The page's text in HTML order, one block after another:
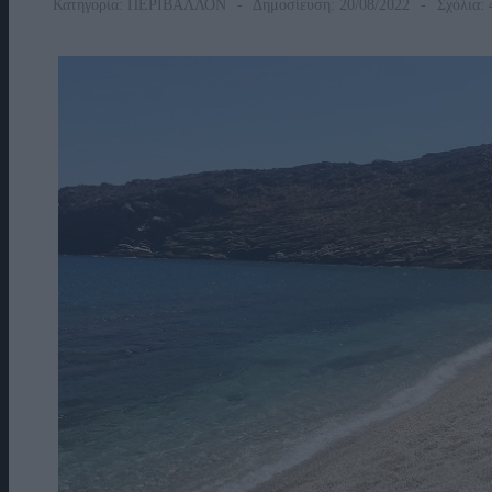
Κατηγορία: ΠΕΡΙΒΑΛΛΟΝ Δημοσίευση: 20/08/2022 Σχόλια: